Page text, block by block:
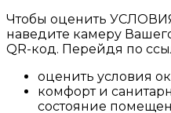
Чтобы оценить
наведите камеру
QR-код. Перейдя по
оценить условия
комфорт и
состояние